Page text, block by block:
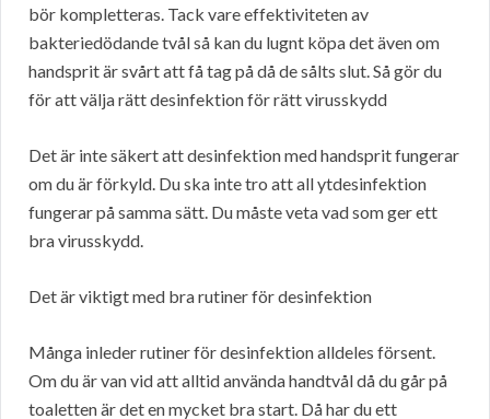
bör kompletteras. Tack vare effektiviteten av
bakteriedödande tvål så kan du lugnt köpa det även om
handsprit är svårt att få tag på då de sålts slut. Så gör du
för att välja rätt desinfektion för rätt virusskydd
Det är inte säkert att desinfektion med handsprit fungerar
om du är förkyld. Du ska inte tro att all ytdesinfektion
fungerar på samma sätt. Du måste veta vad som ger ett
bra virusskydd.
Det är viktigt med bra rutiner för desinfektion
Många inleder rutiner för desinfektion alldeles försent.
Om du är van vid att alltid använda handtvål då du går på
toaletten är det en mycket bra start. Då har du ett